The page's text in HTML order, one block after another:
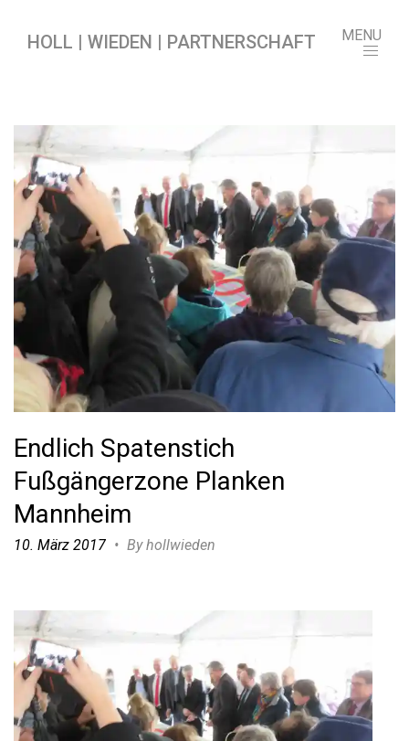
HOLL | WIEDEN | PARTNERSCHAFT MENU
Endlich Spatenstich
Fußgängerzone Planken
Mannheim
10. März 2017 • By hollwieden